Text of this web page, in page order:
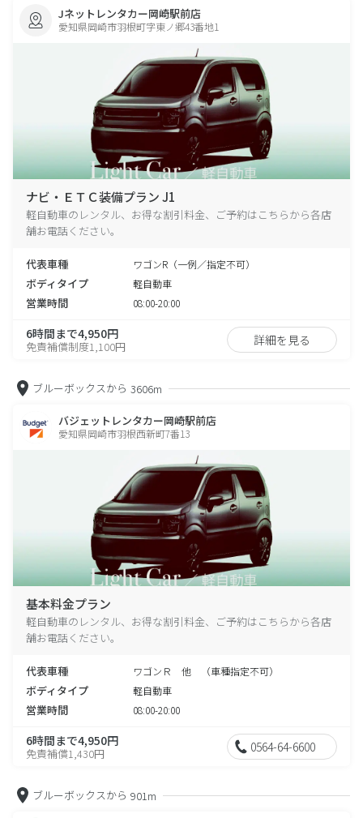
Jネットレンタカー岡崎駅前店
愛知県岡崎市羽根町字東ノ郷43番地1
ナビ・ＥＴＣ装備プラン J1
軽自動車のレンタル、お得な割引料金、ご予約はこちらから各店
舗お電話ください。
代表車種 ワゴンR（一例／指定不可）
ボディタイプ 軽自動車
営業時間 08:00-20:00
6時間まで4,950円
免責補償制度1,100円 詳細を見る
ブルーボックスから 3606m
バジェットレンタカー岡崎駅前店
愛知県岡崎市羽根西新町7番13
基本料金プラン
軽自動車のレンタル、お得な割引料金、ご予約はこちらから各店
舗お電話ください。
代表車種 ワゴンＲ 他 （車種指定不可）
ボディタイプ 軽自動車
営業時間 08:00-20:00
6時間まで4,950円
免責補償1,430円 0564-64-6600
ブルーボックスから 901m